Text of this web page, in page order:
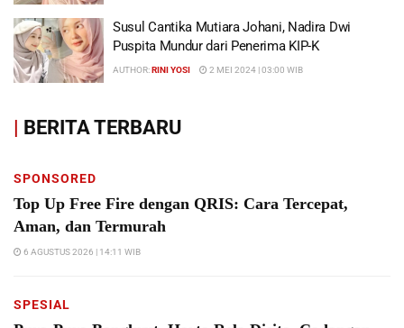
Susul Cantika Mutiara Johani, Nadira Dwi
Puspita Mundur dari Penerima KIP-K
AUTHOR:RINI YOSI 2 MEI 2024 | 03:00 WIB
| BERITA TERBARU
SPONSORED
Top Up Free Fire dengan QRIS: Cara Tercepat,
Aman, dan Termurah
6 AGUSTUS 2026 | 14:11 WIB
SPESIAL